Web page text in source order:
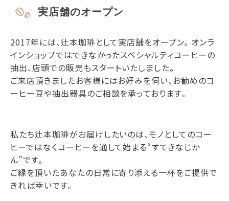
実店舗のオープン
2017年には、辻本珈琲として実店舗をオープン。 オンラ
インショップではできなかったスペシャルティコーヒーの
抽出、店頭での販売もスタートいたしました。
ご来店頂きましたお客様にはお好みを伺い、お勧めのコ
ーヒー豆や抽出器具のご相談を承っております。
私たち辻本珈琲がお届けしたいのは、モノとしてのコー
ヒーではなくコーヒーを通して始まる“すてきなじか
ん”です。
ご縁を頂いたあなたの日常に寄り添える一杯をご提供で
きれば幸いです。